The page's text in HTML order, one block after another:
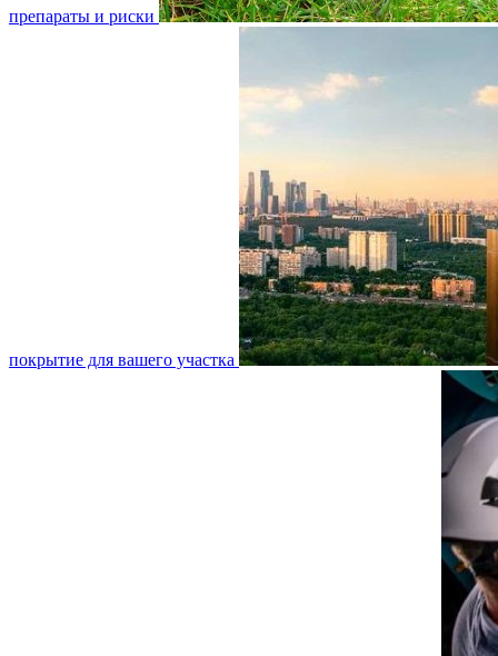
препараты и риски
покрытие для вашего участка